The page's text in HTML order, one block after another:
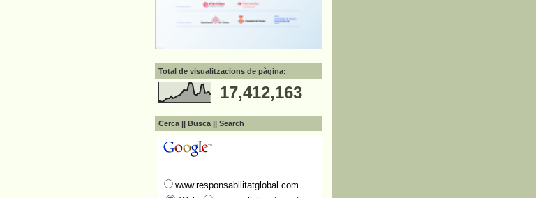
Total de visualitzacions de pàgina:
17,412,163
Cerca || Busca || Search
www.responsabilitatglobal.com